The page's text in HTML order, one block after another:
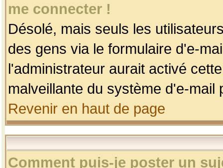
me connecter !
Désolé, mais seuls les
des gens via le formulaire d'e-
l'administrateur aurait activé
malveillante du système d'e-
Revenir en haut de page
Comment puis-je poster un